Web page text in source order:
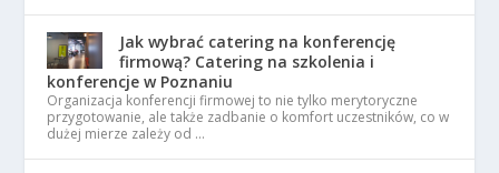
Jak wybrać catering na konferencję
firmową? Catering na szkolenia i
konferencje w Poznaniu
Organizacja konferencji firmowej to nie tylko merytoryczne
przygotowanie, ale także zadbanie o komfort uczestników, co w
dużej mierze zależy od …